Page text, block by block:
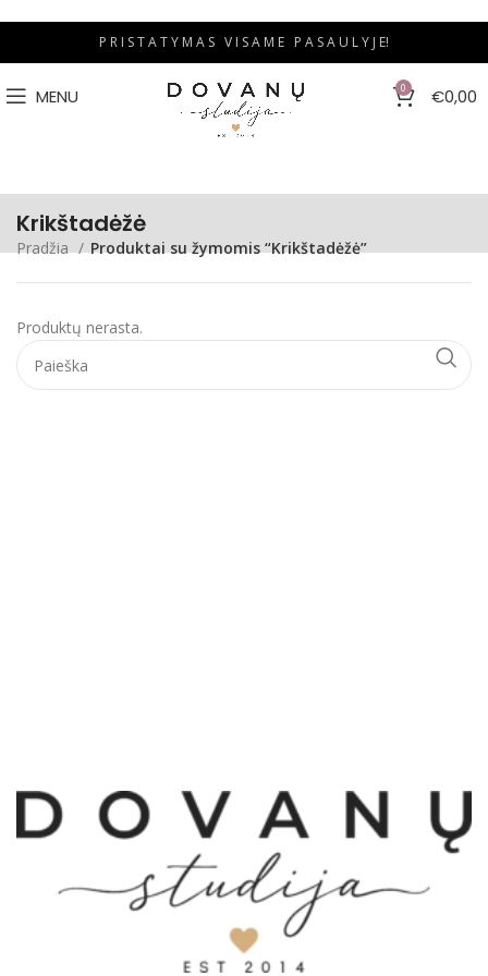
P R I S T A T Y M A S V I S A M E P A S A U L Y J E!
MENU 0 €0,00
Krikštadėžė
Pradžia Produktai su žymomis “Krikštadėžė”
Produktų nerasta.